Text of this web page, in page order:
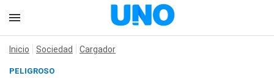
Inicio Sociedad Cargador
PELIGROSO